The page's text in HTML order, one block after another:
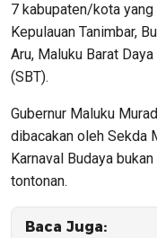
7 kabupaten/kota
Kepulauan Tanimbar,
Aru, Maluku Barat
(SBT).
Gubernur Maluku
dibacakan oleh Sekda
Karnaval Budaya
tontonan.
Baca Juga: